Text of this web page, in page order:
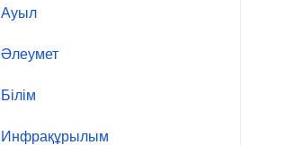
Ауыл
Әлеумет
Білім
Инфрақұрылым